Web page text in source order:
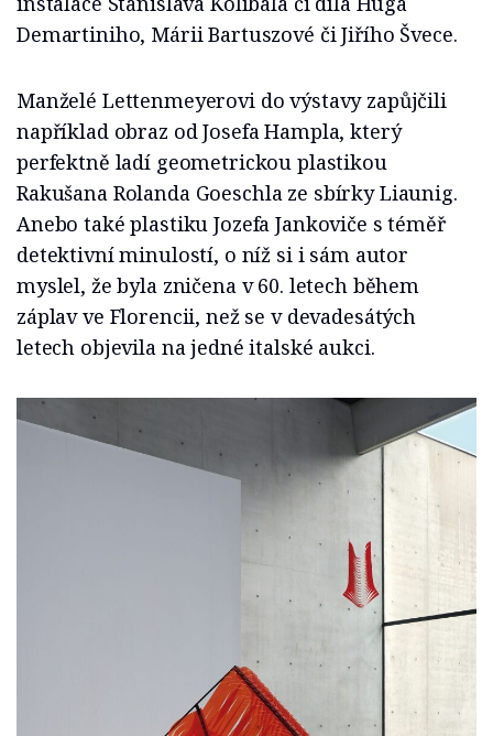
Demartiniho, Márii Bartuszové či Jiřího Švece.
Manželé Lettenmeyerovi do výstavy zapůjčili
například obraz od Josefa Hampla, který
perfektně ladí geometrickou plastikou
Rakušana Rolanda Goeschla ze sbírky Liaunig.
Anebo také plastiku Jozefa Jankoviče s téměř
detektivní minulostí, o níž si i sám autor
myslel, že byla zničena v 60. letech během
záplav ve Florencii, než se v devadesátých
letech objevila na jedné italské aukci.